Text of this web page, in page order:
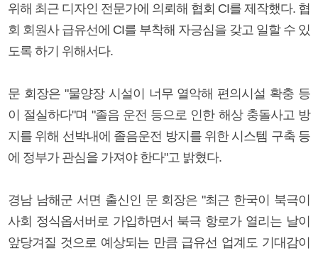
위해 최근 디자인 전문가에 의뢰해 협회 CI를 제작했다. 협
회 회원사 급유선에 CI를 부착해 자긍심을 갖고 일할 수 있
도록 하기 위해서다.
문 회장은 "물양장 시설이 너무 열악해 편의시설 확충 등
이 절실하다"며 "졸음 운전 등으로 인한 해상 충돌사고 방
지를 위해 선박내에 졸음운전 방지를 위한 시스템 구축 등
에 정부가 관심을 가져야 한다"고 밝혔다.
경남 남해군 서면 출신인 문 회장은 "최근 한국이 북극이
사회 정식옵서버로 가입하면서 북극 항로가 열리는 날이
앞당겨질 것으로 예상되는 만큼 급유선 업계도 기대감이